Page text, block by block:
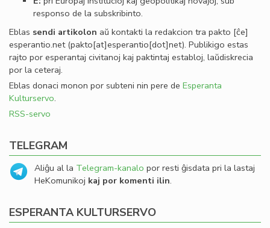
responso de la subskribinto.
Eblas sendi artikolon aŭ kontakti la redakcion tra pakto [ĉe]
esperantio.net(pakto[at]esperantio[dot]net). Publikigo estas
rajto por esperantaj civitanoj kaj paktintaj establoj, laŭdiskrecia
por la ceteraj.
Eblas donaci monon por subteni nin pere de Esperanta
Kulturservo.
RSS-servo
TELEGRAM
Aliĝu al la Telegram-kanalo por resti ĝisdata pri la lastaj
HeKomunikoj kaj por komenti ilin.
ESPERANTA KULTURSERVO